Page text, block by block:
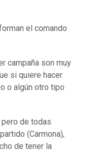
el comando
campaña son muy
si quiere hacer
o algún otro tipo
de todas
(Carmona),
de tener la